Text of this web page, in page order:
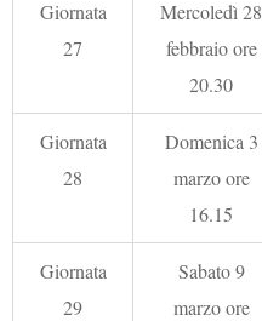
Giornata
27
Mercoledì 28
febbraio ore
20.30
Giornata
28
Domenica 3
marzo ore
16.15
Giornata
29
Sabato 9
marzo ore